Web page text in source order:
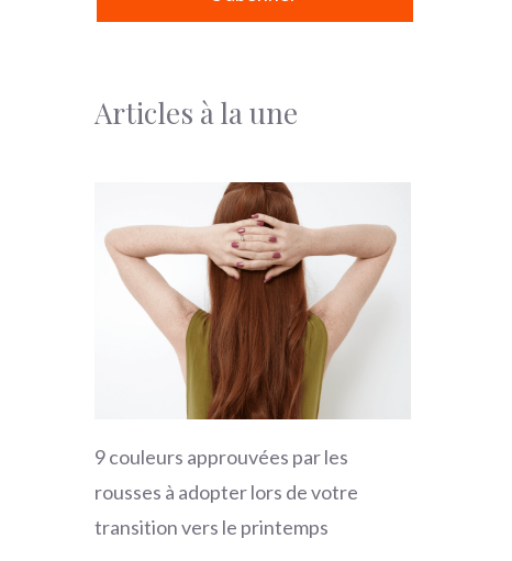
Articles à la une
9 couleurs approuvées par les
rousses à adopter lors de votre
transition vers le printemps